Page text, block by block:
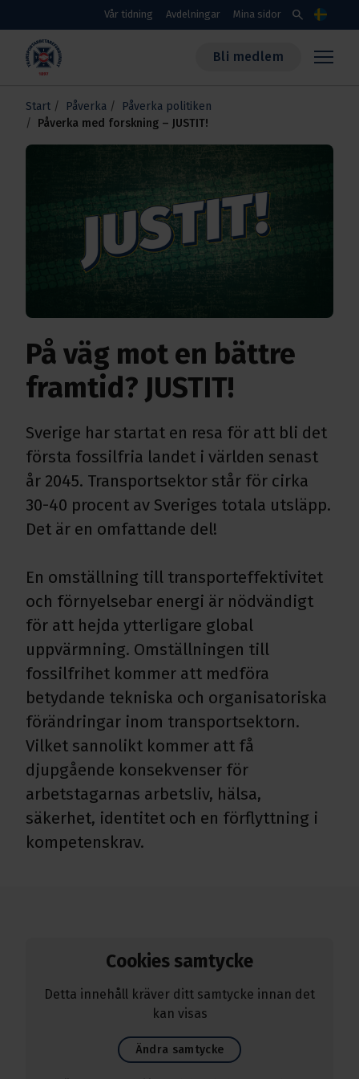
Skippa till huvudinnehållet
Vår tidning Avdelningar Mina sidor search Språk
Transportarbetareförbundet
Bli medlem
Start Påverka
Påverka politiken
Påverka med forskning – JUSTIT!
På väg mot en bättre
framtid? JUSTIT!
Sverige har startat en resa för att bli det
första fossilfria landet i världen senast
år 2045. Transportsektor står för cirka
30-40 procent av Sveriges totala utsläpp.
Det är en omfattande del!
En omställning till transporteffektivitet
och förnyelsebar energi är nödvändigt
för att hejda ytterligare global
uppvärmning. Omställningen till
fossilfrihet kommer att medföra
betydande tekniska och organisatoriska
förändringar inom transportsektorn.
Vilket sannolikt kommer att få
djupgående konsekvenser för
arbetstagarnas arbetsliv, hälsa,
säkerhet, identitet och en förflyttning i
kompetenskrav.
Cookies samtycke
Detta innehåll kräver ditt samtycke innan det
kan visas
Ändra samtycke